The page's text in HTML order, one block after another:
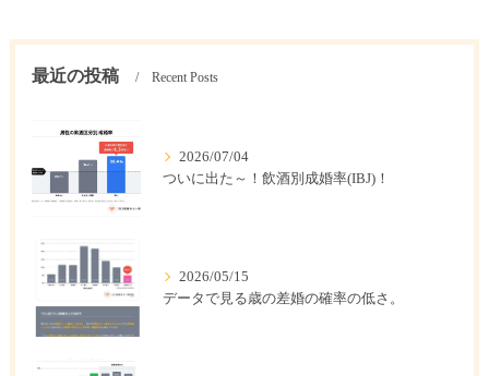
最近の投稿 Recent Posts
2026/07/04
ついに出た～！飲酒別成婚率(IBJ)！
2026/05/15
データで見る歳の差婚の確率の低さ。